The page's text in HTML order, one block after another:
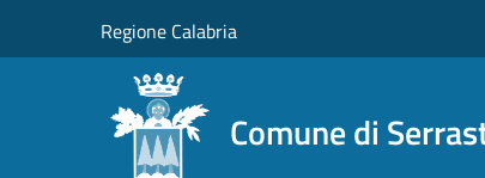
Regione Calabria
Comune di